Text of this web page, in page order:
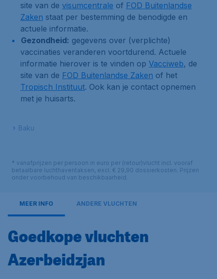
site van de visumcentrale of FOD Buitenlandse
Zaken staat per bestemming de benodigde en
actuele informatie.
Gezondheid: gegevens over (verplichte)
vaccinaties veranderen voortdurend. Actuele
informatie hierover is te vinden op Vacciweb, de
site van de FOD Buitenlandse Zaken of het
Tropisch Instituut. Ook kan je contact opnemen
met je huisarts.
Baku
* vanafprijzen per persoon in euro per (retour)vlucht incl. vooraf
betaalbare luchthaventaksen, excl. € 29,90 dossierkosten. Prijzen
onder voorbehoud van beschikbaarheid.
MEER INFO ANDERE VLUCHTEN
Goedkope vluchten
Azerbeidzjan